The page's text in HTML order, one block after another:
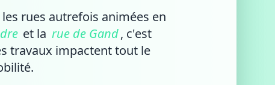
rues autrefois animées en
et la rue de Gand, c'est
travaux impactent tout le